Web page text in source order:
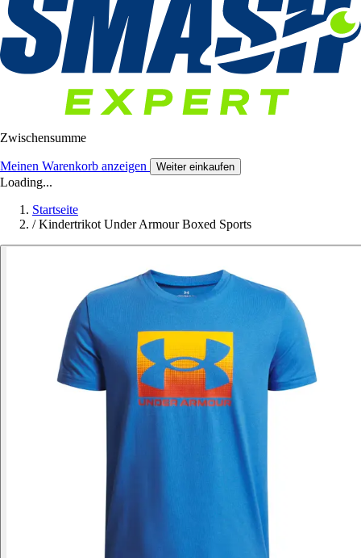
Zwischensumme
Meinen Warenkorb anzeigen Weiter einkaufen
Loading...
Startseite
/ Kindertrikot Under Armour Boxed Sports